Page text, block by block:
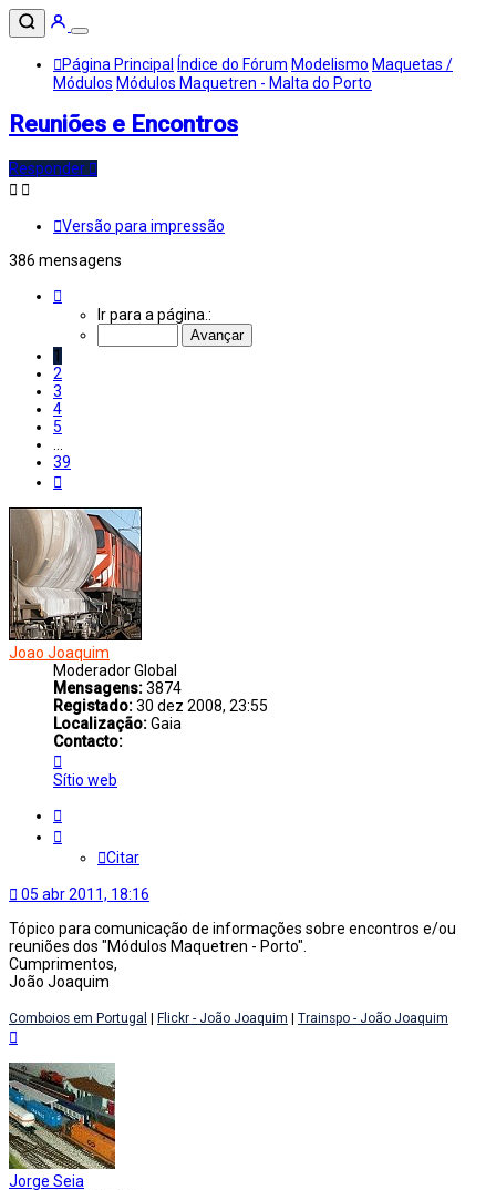
Página Principal Índice do Fórum Modelismo Maquetas /
Módulos Módulos Maquetren - Malta do Porto
Reuniões e Encontros
Responder
Versão para impressão
386 mensagens
39
Ir para a página.:
1
2
3
4
5
39
Joao Joaquim
Moderador Global
Mensagens:3874
Registado:30 dez 2008, 23:55
Localização:Gaia
Contacto:
Joao
Joaquim
Sítio web
Citar
05 abr 2011, 18:16
Tópico para comunicação de informações sobre encontros e/ou
reuniões dos "Módulos Maquetren - Porto".
Cumprimentos,
João Joaquim
Comboios em Portugal | Flickr - João Joaquim | Trainspo - João Joaquim
Jorge Seia